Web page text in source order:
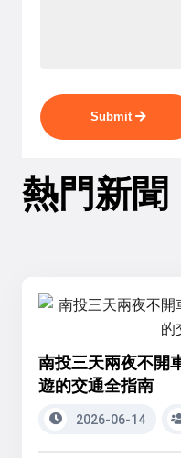
Submit
熱門新聞
南投三天兩夜不開
遊的交通全指南
2026-06-14